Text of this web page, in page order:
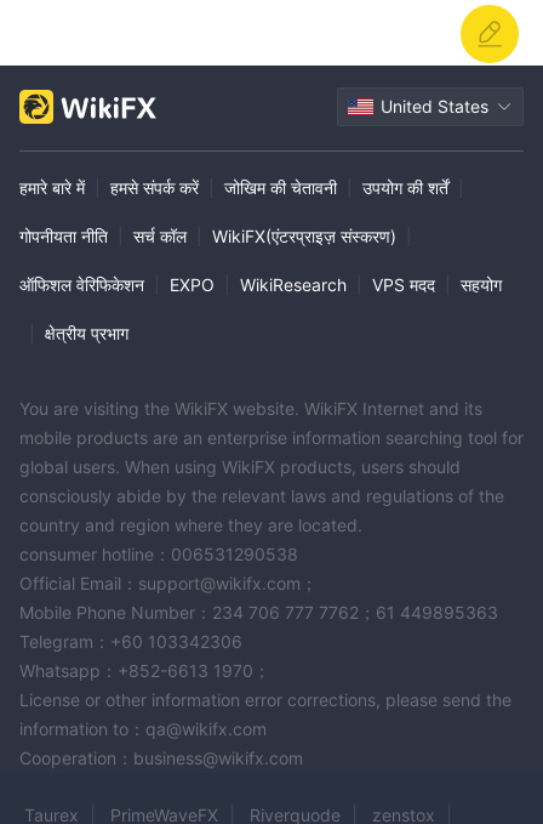
United States
हमारे बारे में हमसे संपर्क करें जोखिम की चेतावनी उपयोग की शर्तें
गोपनीयता नीति सर्च कॉल WikiFX(एंटरप्राइज़ संस्करण)
ऑफिशल वेरिफिकेशन EXPO WikiResearch VPS मदद सहयोग
क्षेत्रीय प्रभाग
You are visiting the WikiFX website. WikiFX Internet and its
mobile products are an enterprise information searching tool for
global users. When using WikiFX products, users should
consciously abide by the relevant laws and regulations of the
country and region where they are located.
consumer hotline：006531290538
Official Email：support@wikifx.com；
Mobile Phone Number：234 706 777 7762；61 449895363
Telegram：+60 103342306
Whatsapp：+852-6613 1970；
License or other information error corrections, please send the
information to：qa@wikifx.com
Cooperation：business@wikifx.com
Taurex PrimeWaveFX Riverquode zenstox